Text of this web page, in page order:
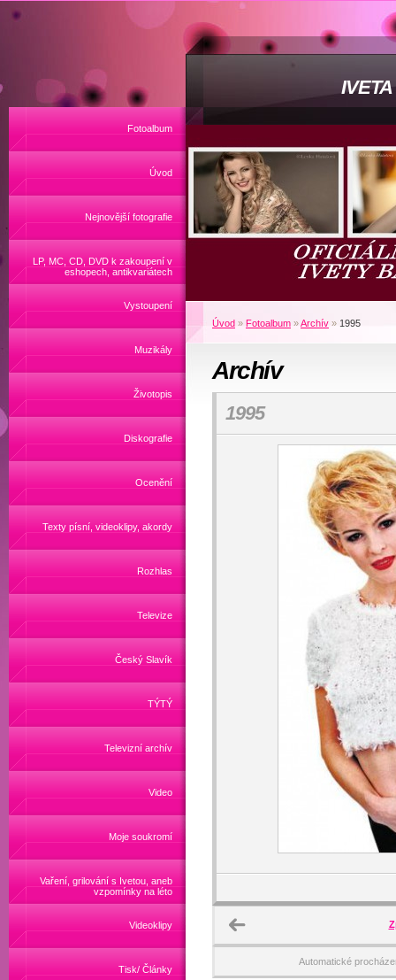
Fotoalbum
Úvod
Nejnovější fotografie
LP, MC, CD, DVD k zakoupení v
eshopech, antikvariátech
Vystoupení
Muzikály
Životopis
Diskografie
Ocenění
Texty písní, videoklipy, akordy
Rozhlas
Televize
Český Slavík
TÝTÝ
Televizní archív
Video
Moje soukromí
Vaření, grilování s Ivetou, aneb
vzpomínky na léto
Videoklipy
Tisk/ Články
Úvod » Fotoalbum »Archív » 1995
Archív
1995
Automatické